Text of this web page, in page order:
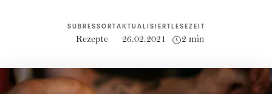
SUBRESSORT
Rezepte
AKTUALISIERT
26.02.2021
LESEZEIT
2 min